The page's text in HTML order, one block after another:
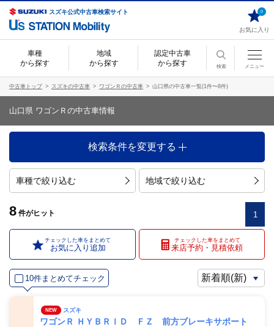
スズキ公式中古車検索サイト
お気に入り
0
車種
から探す
地域
から探す
認定中古車
から探す
検索 メニュー
中古車トップ スズキの中古車 ワゴンＲの中古車 山口県の中古車一覧(1件〜8件)
山口県 ワゴンＲの中古車情報
検索条件を変更する
車種で絞り込む 地域で絞り込む
8 件がヒット 1
チェックした車をまとめて
お気に入り追加
チェックした車をまとめて
来店予約・見積依頼
10件まとめてチェック
NEW スズキ
ワゴンＲ ＨＹＢＲＩＤ ＦＺ 前方ブレーキサポート